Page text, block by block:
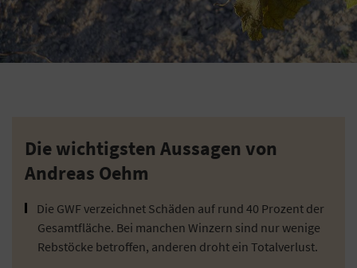
Die wichtigsten Aussagen von
Andreas Oehm
Die GWF verzeichnet Schäden auf rund 40 Prozent der
Gesamtfläche. Bei manchen Winzern sind nur wenige
Rebstöcke betroffen, anderen droht ein Totalverlust.